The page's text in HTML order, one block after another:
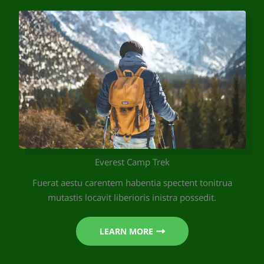
Everest Camp Trek
Fuerat aestu carentem habentia spectent tonitrua
mutastis locavit liberioris inistra possedit.
LEARN MORE